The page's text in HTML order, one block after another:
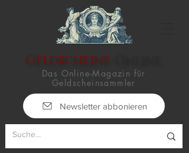
Geldscheine
Das Online-Magazin für
Geldscheinsammler
Newsletter abbonieren